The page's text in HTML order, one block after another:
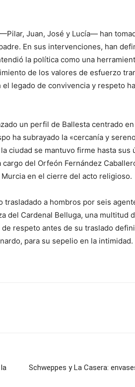
Juan, José y Lucía— han
En sus intervenciones, han
la política como una
de los valores de esfuerzo
legado de convivencia y respeto
un perfil de Ballesta centrado
ha subrayado la «cercanía y
ciudad se mantuvo firme hasta sus
del Orfeón Fernández
en el cierre del acto religioso.
a hombros por seis
del Cardenal Belluga, una multitud
respeto antes de su traslado
para su sepelio en la intimidad.
Schweppes y La Casera: